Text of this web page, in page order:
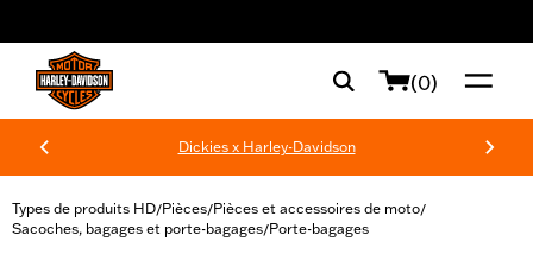
(0)
Dickies x Harley-Davidson
Types de produits HD/Pièces/Pièces et accessoires de moto/
Sacoches, bagages et porte-bagages/Porte-bagages